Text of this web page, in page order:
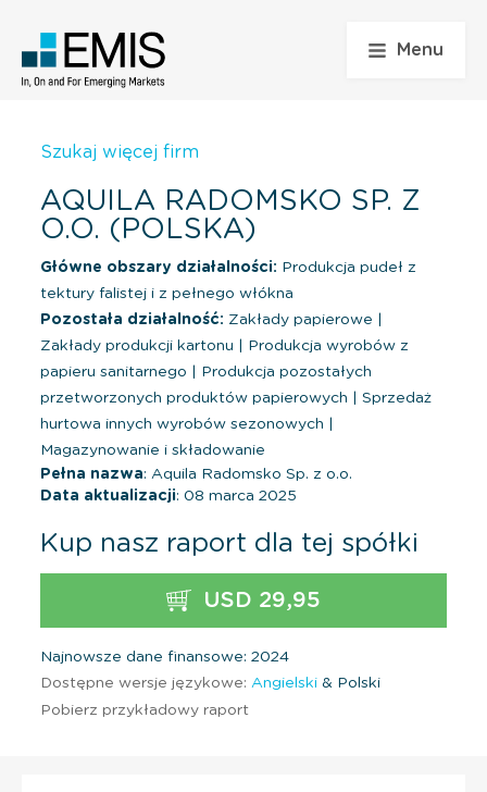
Menu
Szukaj więcej firm
AQUILA RADOMSKO SP. Z
O.O. (POLSKA)
Główne obszary działalności: Produkcja pudeł z
tektury falistej i z pełnego włókna
Pozostała działalność: Zakłady papierowe
Zakłady produkcji kartonu
Produkcja wyrobów z
papieru sanitarnego
Produkcja pozostałych
przetworzonych produktów papierowych
Sprzedaż
hurtowa innych wyrobów sezonowych
Magazynowanie i składowanie
Pełna nazwa: Aquila Radomsko Sp. z o.o.
Data aktualizacji: 08 marca 2025
Kup nasz raport dla tej spółki
USD 29,95
Najnowsze dane finansowe: 2024
Dostępne wersje językowe: Angielski & Polski
Pobierz przykładowy raport